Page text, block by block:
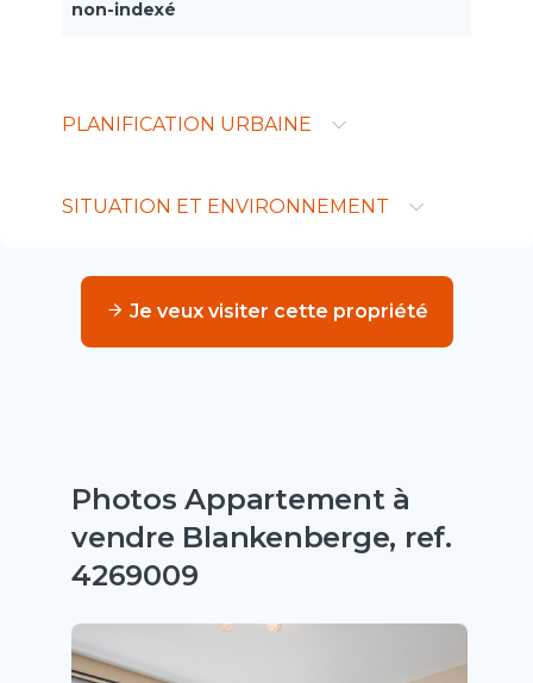
non-indexé
PLANIFICATION URBAINE
SITUATION ET ENVIRONNEMENT
Je veux visiter cette propriété
Photos Appartement à
vendre Blankenberge, ref.
4269009